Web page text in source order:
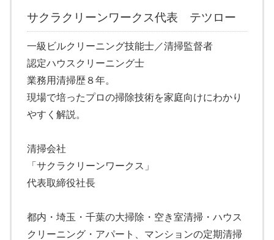
サクラクリーンワークス代表 テツロー
一級ビルクリーニング技能士／清掃監督者
認定ハウスクリーニング士
業務用清掃歴８年。
現場で培ったプロの掃除技術を家庭向けにわかり
やすく解説。
清掃会社
「サクラクリーンワークス」
代表取締役社長
都内・埼玉・千葉の大掃除・空き室清掃・ハウス
クリーニング・アパート、マンションの定期清掃